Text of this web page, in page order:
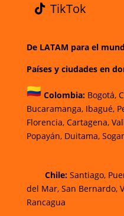
TikTok
De LATAM para el
Países y ciudades en
Colombia: Bogotá,
Bucaramanga,Ibagué,
Florencia, Cartagena,
Popayán, Duitama,
Chile:Santiago,
del Mar, San Bernardo,
Rancagua